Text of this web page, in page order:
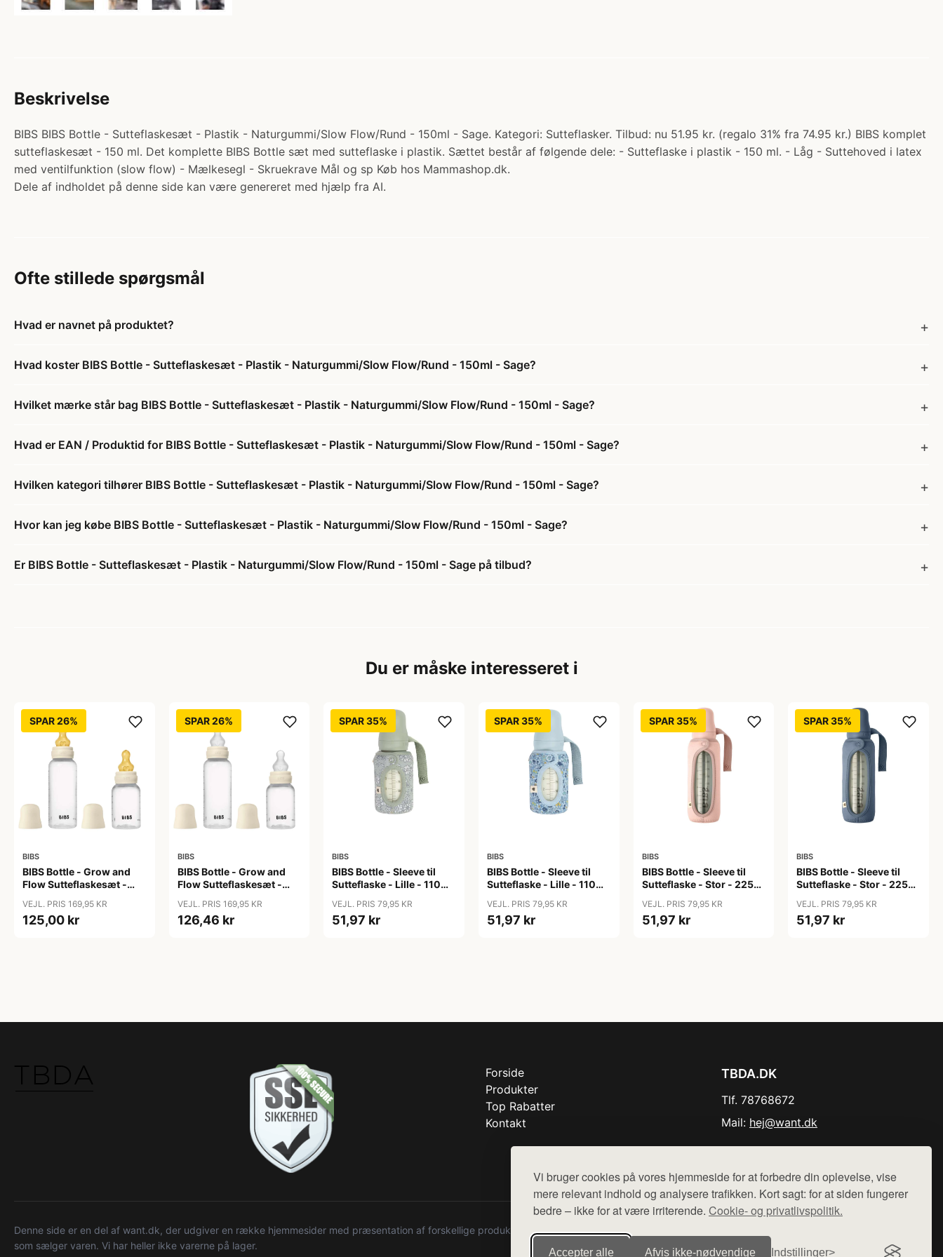
Vi bruger cookies på vores hjemmeside for at forbedre din oplevelse, vise
mere relevant indhold og analysere trafikken. Kort sagt: for at siden fungerer
bedre – ikke for at være irriterende. Cookie- og privatlivspolitik.
Accepter alle Afvis ikke‑nødvendige Indstillinger
Beskrivelse
BIBS BIBS Bottle - Sutteflaskesæt - Plastik - Naturgummi/Slow Flow/Rund - 150ml - Sage. Kategori: Sutteflasker. Tilbud: nu 51.95 kr. (regalo 31% fra 74.95 kr.) BIBS komplet
sutteflaskesæt - 150 ml. Det komplette BIBS Bottle sæt med sutteflaske i plastik. Sættet består af følgende dele: - Sutteflaske i plastik - 150 ml. - Låg - Suttehoved i latex
med ventilfunktion (slow flow) - Mælkesegl - Skruekrave Mål og sp Køb hos Mammashop.dk.
Dele af indholdet på denne side kan være genereret med hjælp fra AI.
Ofte stillede spørgsmål
Hvad er navnet på produktet?
Hvad koster BIBS Bottle - Sutteflaskesæt - Plastik - Naturgummi/Slow Flow/Rund - 150ml - Sage?
Hvilket mærke står bag BIBS Bottle - Sutteflaskesæt - Plastik - Naturgummi/Slow Flow/Rund - 150ml - Sage?
Hvad er EAN / Produktid for BIBS Bottle - Sutteflaskesæt - Plastik - Naturgummi/Slow Flow/Rund - 150ml - Sage?
Hvilken kategori tilhører BIBS Bottle - Sutteflaskesæt - Plastik - Naturgummi/Slow Flow/Rund - 150ml - Sage?
Hvor kan jeg købe BIBS Bottle - Sutteflaskesæt - Plastik - Naturgummi/Slow Flow/Rund - 150ml - Sage?
Er BIBS Bottle - Sutteflaskesæt - Plastik - Naturgummi/Slow Flow/Rund - 150ml - Sage på tilbud?
Du er måske interesseret i
SPAR 26%
BIBS
BIBS Bottle - Grow and
Flow Sutteflaskesæt -
Naturgummi/Rund -
150ml/270ml - 2-Pak -
VEJL. PRIS 169,95 KR
125,00 kr
SPAR 26%
BIBS
BIBS Bottle - Grow and
Flow Sutteflaskesæt -
150ml/270ml - 2-Pak -
Ivory
VEJL. PRIS 169,95 KR
126,46 kr
SPAR 35%
BIBS
BIBS Bottle - Sleeve til
Sutteflaske - Lille - 110ml
VEJL. PRIS 79,95 KR
51,97 kr
SPAR 35%
BIBS
BIBS Bottle - Sleeve til
Sutteflaske - Lille - 110ml
Blue
VEJL. PRIS 79,95 KR
51,97 kr
SPAR 35%
BIBS
BIBS Bottle - Sleeve til
Sutteflaske - Stor - 225ml
VEJL. PRIS 79,95 KR
51,97 kr
SPAR 35%
BIBS
BIBS Bottle - Sleeve til
Sutteflaske - Stor - 225ml
VEJL. PRIS 79,95 KR
51,97 kr
Forside
Produkter
Top Rabatter
Kontakt
TBDA.DK
Tlf. 78768672
Mail: hej@want.dk
Denne side er en del af want.dk, der udgiver en række hjemmesider med præsentation af forskellige produkter fra diverse webshops. Der sælges ikke varer fra denne side - vi henviser til de shops,
som sælger varen. Vi har heller ikke varerne på lager.